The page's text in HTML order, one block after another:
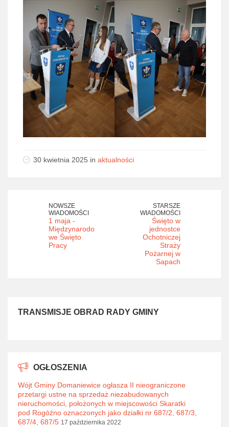
30 kwietnia 2025 in aktualności
NOWSZE
WIADOMOŚCI
1 maja -
Międzynarodo
we Święto
Pracy
STARSZE
WIADOMOŚCI
Święto w
jednostce
Ochotniczej
Straży
Pożarnej w
Sapach
TRANSMISJE OBRAD RADY GMINY
OGŁOSZENIA
Wójt Gminy Domaniewice ogłasza II nieograniczone
przetargi ustne na sprzedaż niezabudowanych
nieruchomości, położonych w miejscowości Skaratki
pod Rogóźno oznaczonych jako działki nr 687/2, 687/3,
687/4, 687/5 17 października 2022